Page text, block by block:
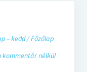
– kedd / Főzőlap
kommentár nélkül